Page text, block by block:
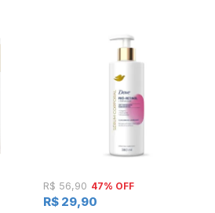
R$ 56,90 47% OFF
R$ 29,90